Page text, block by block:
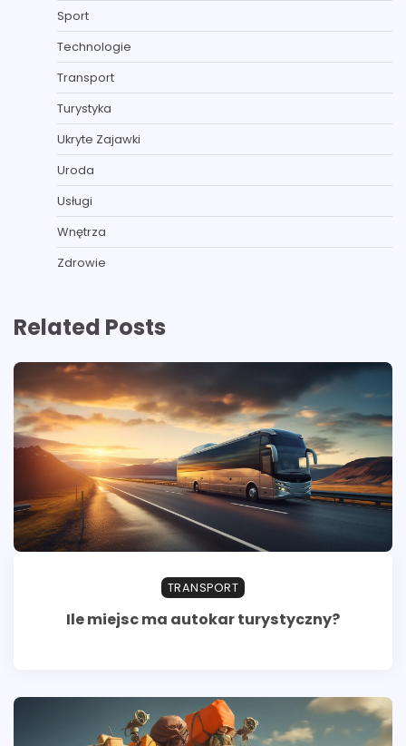
Sport
Technologie
Transport
Turystyka
Ukryte Zajawki
Uroda
Usługi
Wnętrza
Zdrowie
Related Posts
TRANSPORT
Ile miejsc ma autokar turystyczny?